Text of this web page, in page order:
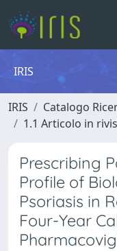
IRIS
IRIS Catalogo
1.1 Articolo in
Prescribing
Profile of
Psoriasis in
Four-Year